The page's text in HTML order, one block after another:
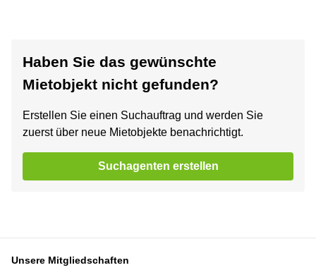
Haben Sie das gewünschte
Mietobjekt nicht gefunden?
Erstellen Sie einen Suchauftrag und werden Sie
zuerst über neue Mietobjekte benachrichtigt.
Suchagenten erstellen
Unsere Mitgliedschaften